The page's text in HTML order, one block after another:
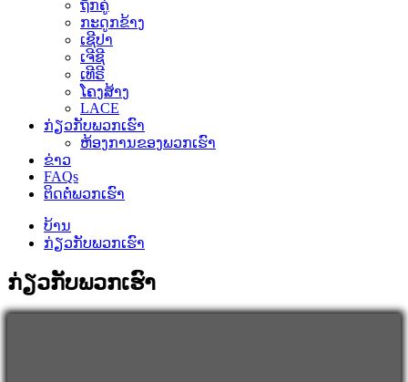
ຖັກຄູ່
ກະດູກຂ້າງ
ເຊີປາ
ເຈີຊີ
ເທີຣີ
ໂຄງສ້າງ
LACE
ກ່ຽວ​ກັບ​ພວກ​ເຮົາ
ຫ້ອງການຂອງພວກເຮົາ
ຂ່າວ
FAQs
ຕິດ​ຕໍ່​ພວກ​ເຮົາ
ບ້ານ
ກ່ຽວ​ກັບ​ພວກ​ເຮົາ
ກ່ຽວ​ກັບ​ພວກ​ເຮົາ